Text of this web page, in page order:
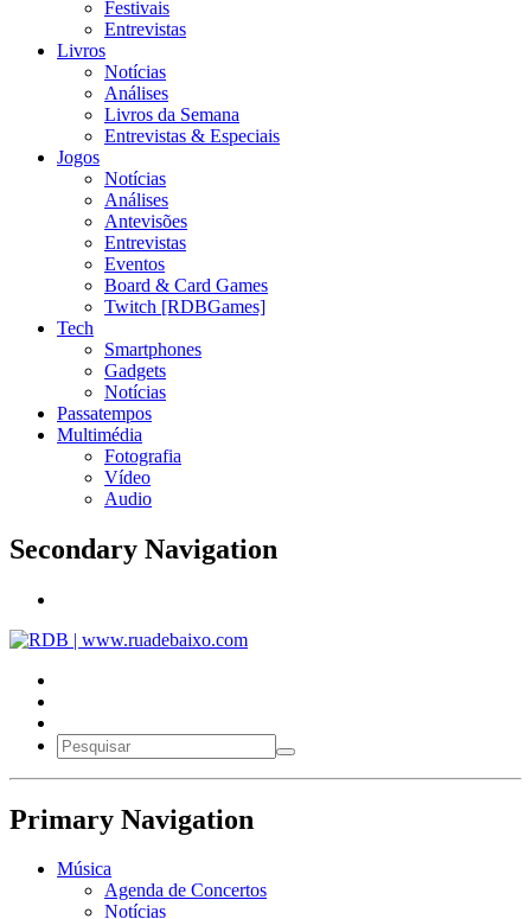
Festivais
Entrevistas
Livros
Notícias
Análises
Livros da Semana
Entrevistas & Especiais
Jogos
Notícias
Análises
Antevisões
Entrevistas
Eventos
Board & Card Games
Twitch [RDBGames]
Tech
Smartphones
Gadgets
Notícias
Passatempos
Multimédia
Fotografia
Vídeo
Audio
Secondary Navigation
Primary Navigation
Música
Agenda de Concertos
Notícias